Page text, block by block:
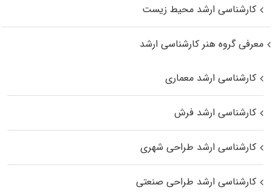
کارشناسی ارشد محیط زیست
معرفی گروه هنر کارشناسی ارشد
کارشناسی ارشد معماری
کارشناسی ارشد فرش
کارشناسی ارشد طراحی شهری
کارشناسی ارشد طراحی صنعتی